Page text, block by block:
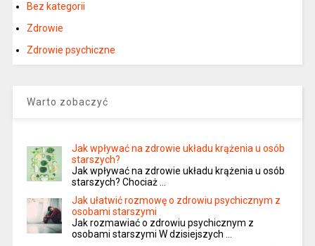
Bez kategorii
Zdrowie
Zdrowie psychiczne
Warto zobaczyć
Jak wpływać na zdrowie układu krążenia u osób
starszych?
Jak wpływać na zdrowie układu krążenia u osób
starszych? Chociaż …
Jak ułatwić rozmowę o zdrowiu psychicznym z
osobami starszymi
Jak rozmawiać o zdrowiu psychicznym z
osobami starszymi W dzisiejszych …